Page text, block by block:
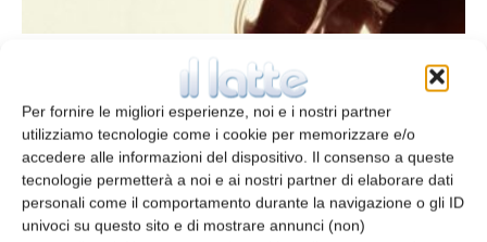
Per fornire le migliori esperienze, noi e i nostri partner
utilizziamo tecnologie come i cookie per memorizzare e/o
accedere alle informazioni del dispositivo. Il consenso a queste
tecnologie permetterà a noi e ai nostri partner di elaborare dati
personali come il comportamento durante la navigazione o gli ID
univoci su questo sito e di mostrare annunci (non)
Identificazione contemporanea di tre
patogeni
redazione 13 Giugno 2013
Leggi la rivista